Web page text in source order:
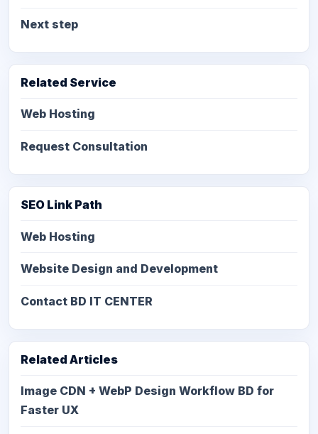
Next step
Related Service
Web Hosting
Request Consultation
SEO Link Path
Web Hosting
Website Design and Development
Contact BD IT CENTER
Related Articles
Image CDN + WebP Design Workflow BD for
Faster UX